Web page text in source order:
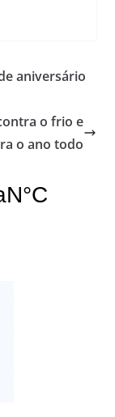
aniversário
o frio e
o ano todo